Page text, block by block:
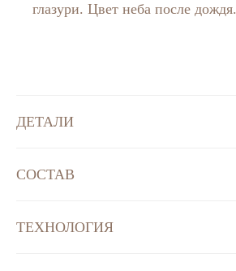
глазури. Цвет неба после дождя.
ДЕТАЛИ
СОСТАВ
ТЕХНОЛОГИЯ